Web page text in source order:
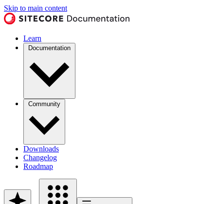
Skip to main content
Learn
Documentation
Community
Downloads
Changelog
Roadmap